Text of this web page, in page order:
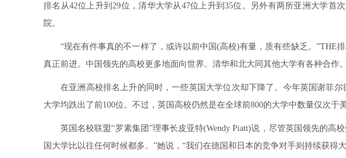
排名从42位上升到29位，清华大学从47位上升到35位。另外有两所亚洲大学首
院。
“现在有件事真的不一样了，或许以前中国(高校)有量，质有些缺乏。”THE
真正前进。中国领先的高校更多地面向世界。清华和北大同其他大学有各种合作
在亚洲高校排名上升的同时，一些英国大学位次却下降了。今年英国谢菲
大学均跌出了前100位。不过，英国高校仍然是在全球前800的大学中数量仅次于美
英国名校联盟“罗素集团”理事长皮亚特(Wendy Piatt)说，尽管英国领先的高
国大学比以往任何时候都多。”她说，“我们在德国和日本的竞争对手则持续获得